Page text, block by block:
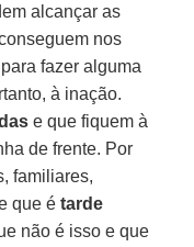
alcançar as
nos
fazer alguma
à inação.
e que fiquem à
de frente. Por
familiares,
que étarde
não é isso e que